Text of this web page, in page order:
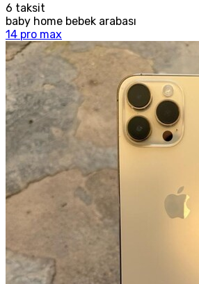
6 taksit
baby home bebek arabası
14 pro max